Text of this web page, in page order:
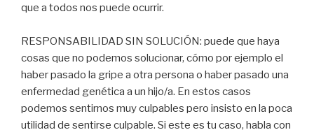
que a todos nos puede ocurrir.
RESPONSABILIDAD SIN SOLUCIÓN: puede que haya
cosas que no podemos solucionar, cómo por ejemplo el
haber pasado la gripe a otra persona o haber pasado una
enfermedad genética a un hijo/a. En estos casos
podemos sentirnos muy culpables pero insisto en la poca
utilidad de sentirse culpable. Si este es tu caso, habla con